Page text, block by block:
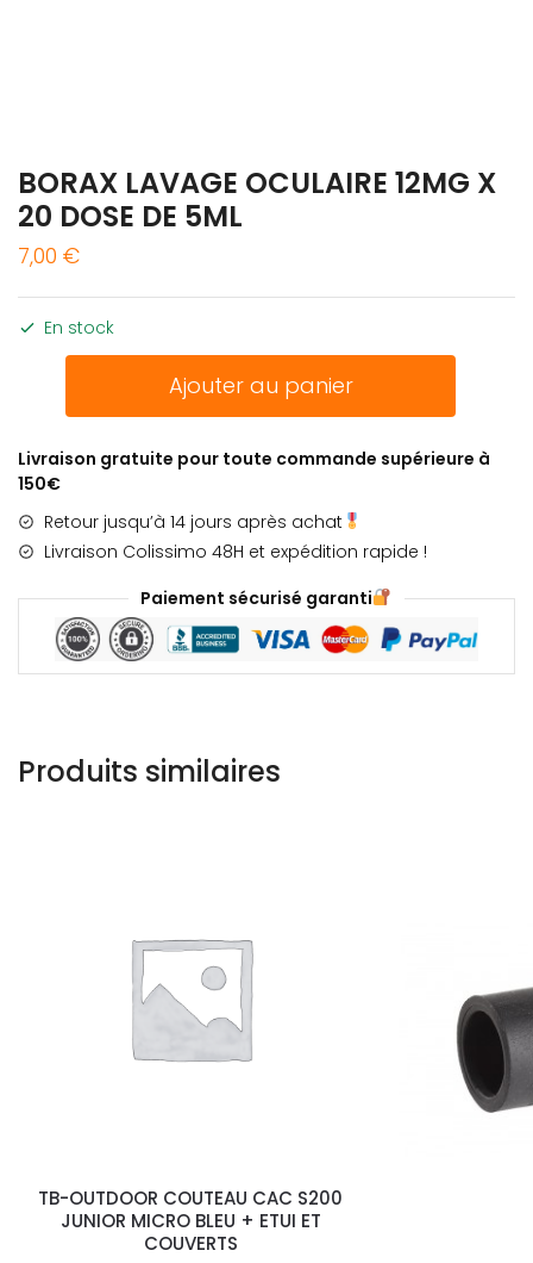
BORAX LAVAGE OCULAIRE 12MG X
20 DOSE DE 5ML
7,00 €
En stock
BORAX
LAVAGE
OCULAIRE
12MG
X
DOSE
Ajouter au panier
Livraison gratuite pour toute commande supérieure à
150€
Retour jusqu’à 14 jours après achat
Livraison Colissimo 48H et expédition rapide !
Paiement sécurisé garanti
Produits similaires
TB-OUTDOOR COUTEAU CAC S200
JUNIOR MICRO BLEU + ETUI ET
COUVERTS